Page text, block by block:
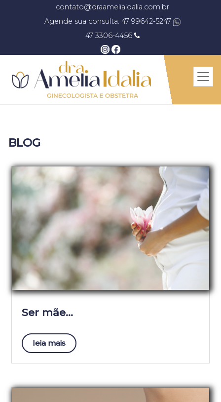
contato@draameliaidalia.com.br
Agende sua consulta: 47 99642-5247
47 3306-4456
BLOG
Ser mãe…
leia mais